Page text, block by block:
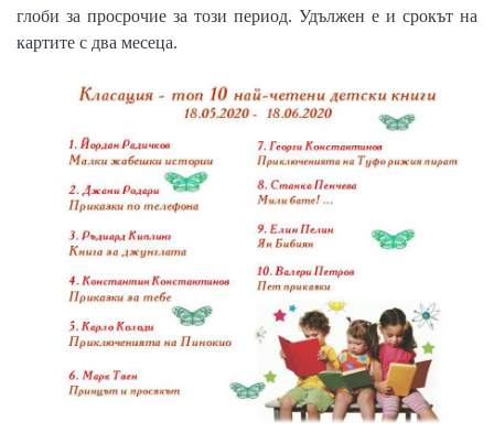
глоби за просрочие за този период. Удължен е и срокът на
картите с два месеца.